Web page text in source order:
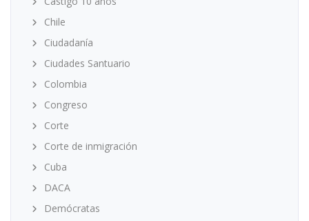
Chile
Ciudadanía
Ciudades Santuario
Colombia
Congreso
Corte
Corte de inmigración
Cuba
DACA
Demócratas